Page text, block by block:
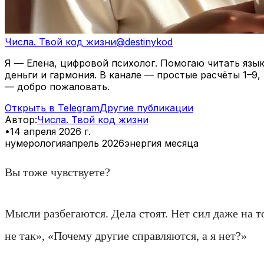
Числа. Твой код жизни@destinykod
Я — Елена, цифровой психолог. Помогаю читать
деньги и гармония. В канале — простые расчёты
— добро пожаловать.
Открыть в TelegramДругие публикации
Автор:Числа. Твой код жизни
•14 апреля 2026 г.
нумерологияапрель 2026энергия месяца
Вы тоже чувствуете?
Мысли разбегаются. Дела стоят. Нет сил даже на
не так», «Почему другие справляются, а я нет?»